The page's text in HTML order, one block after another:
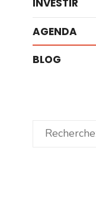
AGENDA
BLOG
Rechercher